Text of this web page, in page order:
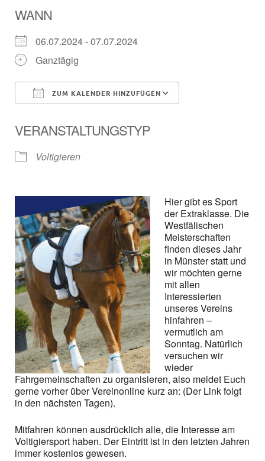
WANN
06.07.2024 - 07.07.2024
Ganztägig
ZUM KALENDER HINZUFÜGEN
VERANSTALTUNGSTYP
Voltigieren
Hier gibt es Sport
der Extraklasse. Die
Westfälischen
Meisterschaften
finden dieses Jahr
in Münster statt und
wir möchten gerne
mit allen
Interessierten
unseres Vereins
hinfahren –
vermutlich am
Sonntag. Natürlich
versuchen wir
wieder
Fahrgemeinschaften zu organisieren, also meldet Euch
gerne vorher über Vereinonline kurz an: (Der Link folgt
in den nächsten Tagen).
Mitfahren können ausdrücklich alle, die Interesse am
Voltigiersport haben. Der Eintritt ist in den letzten Jahren
immer kostenlos gewesen.